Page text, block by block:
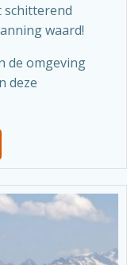
schitterend
waard!
de omgeving
deze